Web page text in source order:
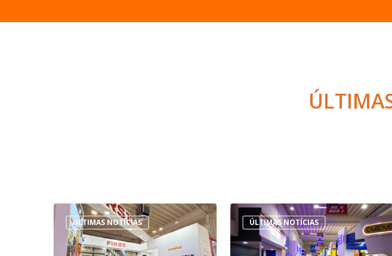
ÚLTIMAS NOTÍCIAS ÚLTIMAS NOTÍCIAS